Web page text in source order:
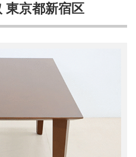
東京都新宿区